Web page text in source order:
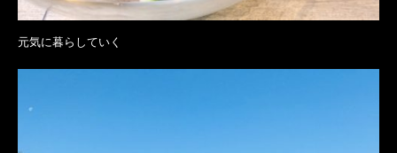
元気に暮らしていく